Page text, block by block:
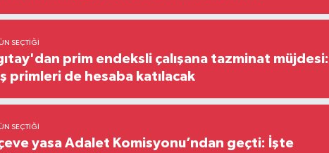
SEÇTIĞI
prim endeksli çalışana tazminat müjdesi:
primleri de hesaba katılacak
SEÇTIĞI
yasa Adalet Komisyonu’ndan geçti: İşte